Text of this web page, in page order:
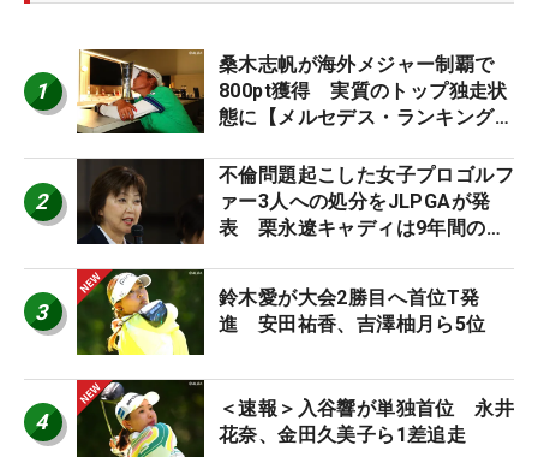
1
桑木志帆が海外メジャー制覇で
800pt獲得 実質のトップ独走状
態に【メルセデス・ランキング番
2
不倫問題起こした女子プロゴルフ
ァー3人への処分をJLPGAが発
表 栗永遼キャディは9年間の立
3
鈴木愛が大会2勝目へ首位T発
進 安田祐香、吉澤柚月ら5位
4
＜速報＞入谷響が単独首位 永井
花奈、金田久美子ら1差追走